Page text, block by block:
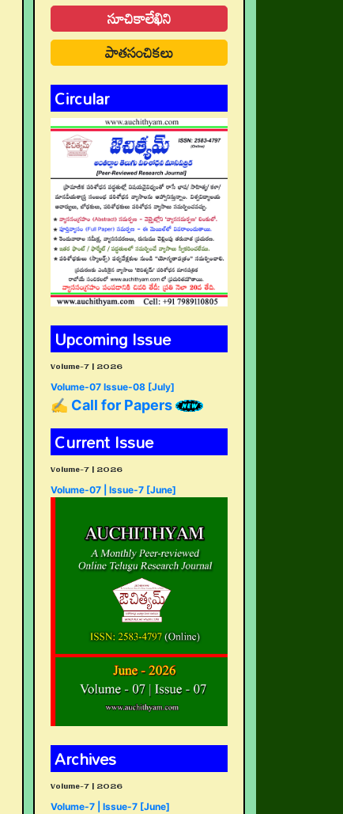
సూచికాలేఖిని
పాతసంచికలు
Circular
Upcoming Issue
Volume-7 | 2026
Volume-07 Issue-08 [July]
✍ Call for Papers
Current Issue
Volume-7 | 2026
Volume-07 | Issue-7 [June]
Archives
Volume-7 | 2026
Volume-7 | Issue-7 [June]